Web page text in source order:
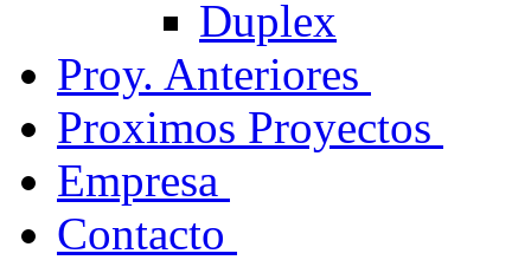
Duplex
Proy. Anteriores
Proximos Proyectos
Empresa
Contacto